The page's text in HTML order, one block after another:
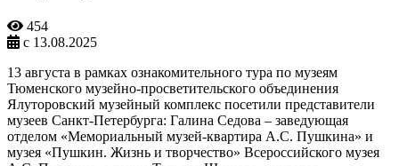
454
с 13.08.2025
13 августа в рамках ознакомительного тура по музеям
Тюменского музейно-просветительского объединения
Ялуторовский музейный комплекс посетили представители
музеев Санкт-Петербурга: Галина Седова – заведующая
отделом «Мемориальный музей-квартира А.С. Пушкина» и
музея «Пушкин. Жизнь и творчество» Всероссийского музея